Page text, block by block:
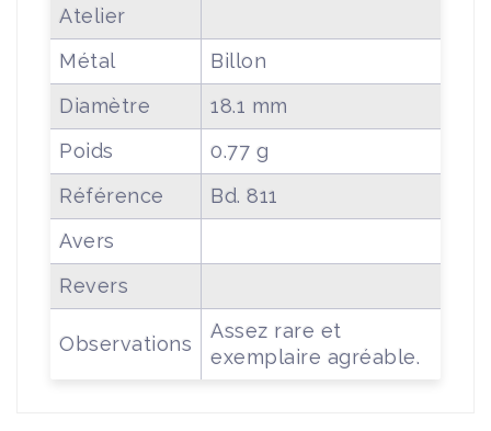
Atelier
Métal
Billon
Diamètre
18.1 mm
Poids
0.77 g
Référence
Bd. 811
Avers
Revers
Observations
Assez rare et
exemplaire agréable.